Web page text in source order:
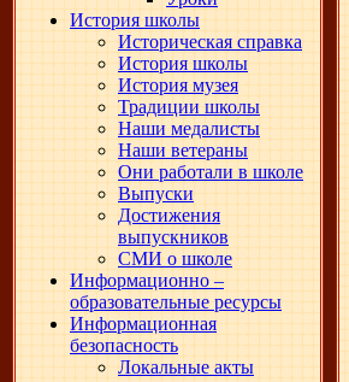
История школы
Историческая справка
История школы
История музея
Традиции школы
Наши медалисты
Наши ветераны
Они работали в школе
Выпуски
Достижения
выпускников
СМИ о школе
Информационно –
образовательные ресурсы
Информационная
безопасность
Локальные акты